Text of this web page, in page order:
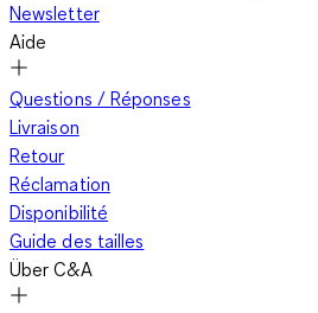
Newsletter
Aide
Questions / Réponses
Livraison
Retour
Réclamation
Disponibilité
Guide des tailles
Über C&A